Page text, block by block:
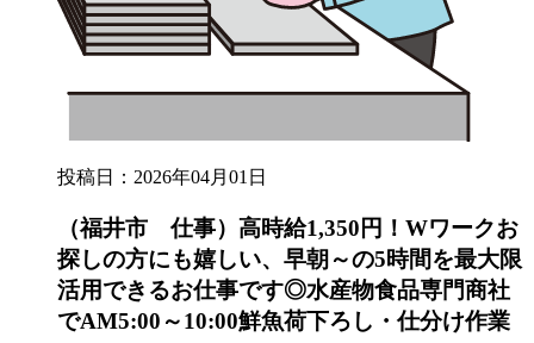
投稿日：2026年04月01日
（福井市 仕事）高時給1,350円！Wワークお
探しの方にも嬉しい、早朝～の5時間を最大限
活用できるお仕事です◎水産物食品専門商社
でAM5:00～10:00鮮魚荷下ろし・仕分け作業